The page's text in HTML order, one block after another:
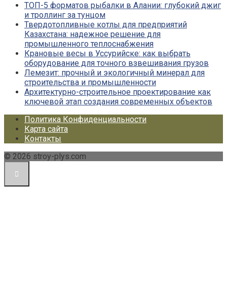
ТОП-5 форматов рыбалки в Алании: глубокий джиг
и троллинг за тунцом
Твердотопливные котлы для предприятий
Казахстана: надежное решение для
промышленного теплоснабжения
Крановые весы в Уссурийске: как выбрать
оборудование для точного взвешивания грузов
Лемезит: прочный и экологичный минерал для
строительства и промышленности
Архитектурно-строительное проектирование как
ключевой этап создания современных объектов
Политика Конфиденциальности
Карта сайта
Контакты
© 2026 stroy-plys.com